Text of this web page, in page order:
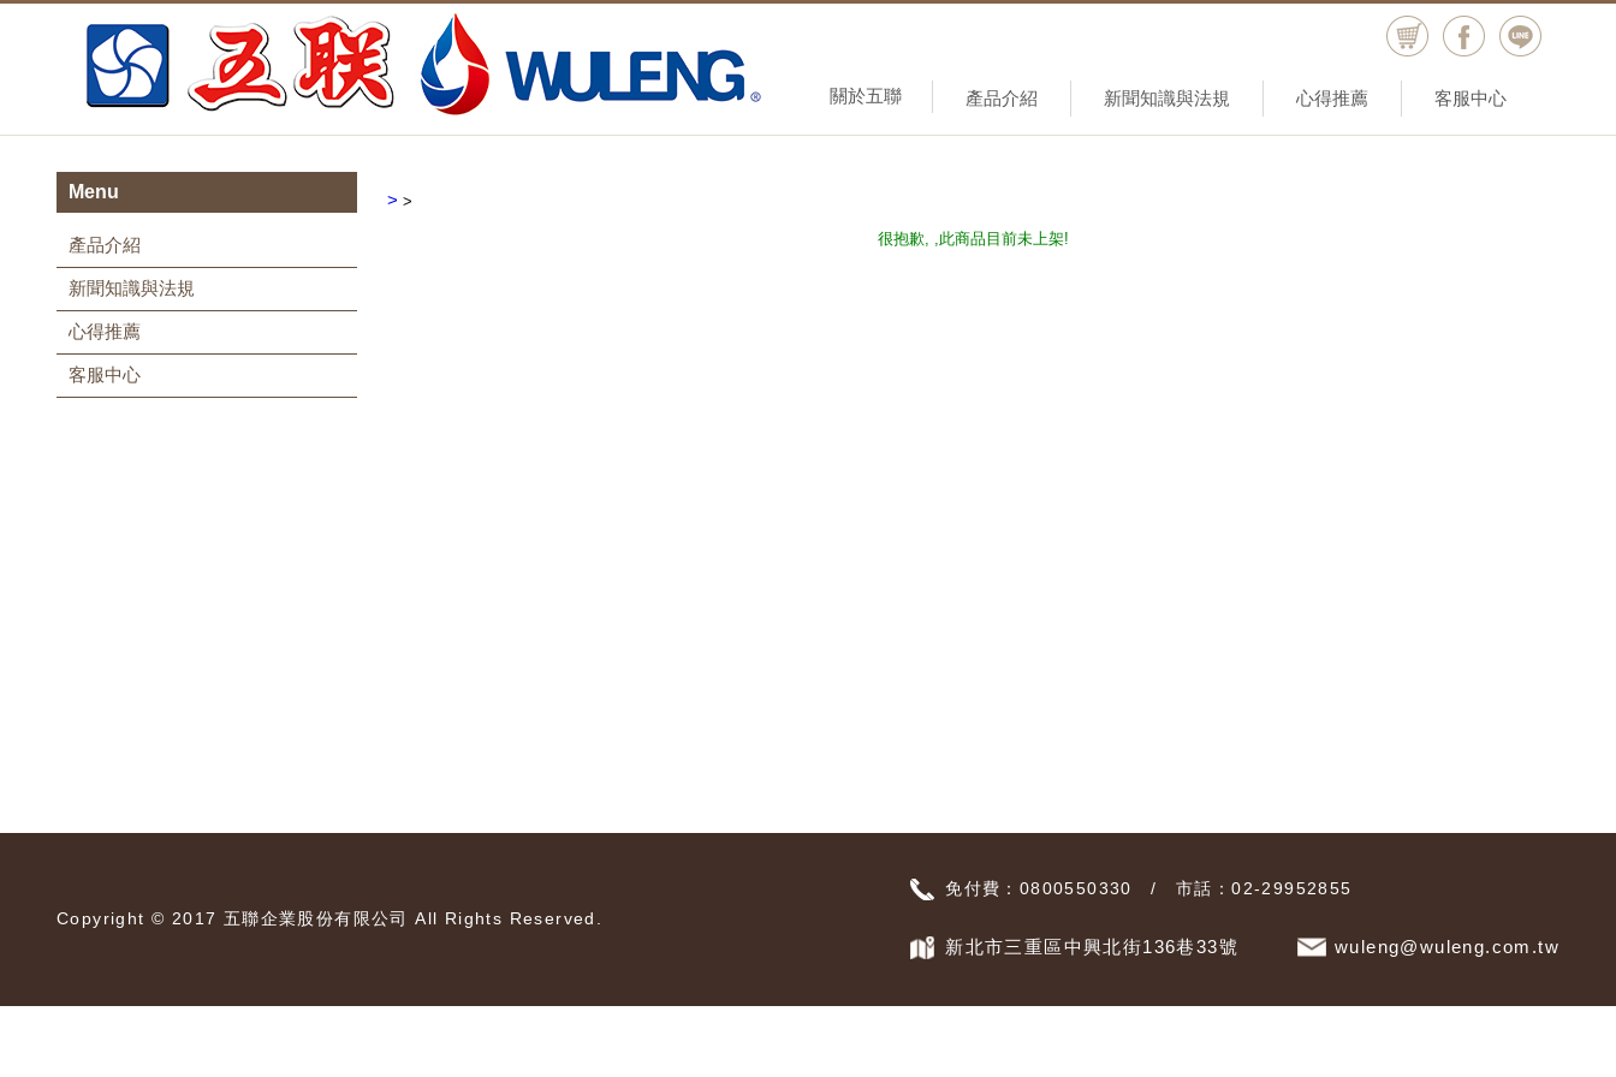
關於五聯 產品介紹 新聞知識與法規 心得推薦 客服中心
Menu
產品介紹
新聞知識與法規
心得推薦
客服中心
> >
很抱歉, ,此商品目前未上架!
Copyright © 2017 五聯企業股份有限公司 All Rights Reserved.
免付費：0800550330 / 市話：02-29952855
新北市三重區中興北街136巷33號 wuleng@wuleng.com.tw